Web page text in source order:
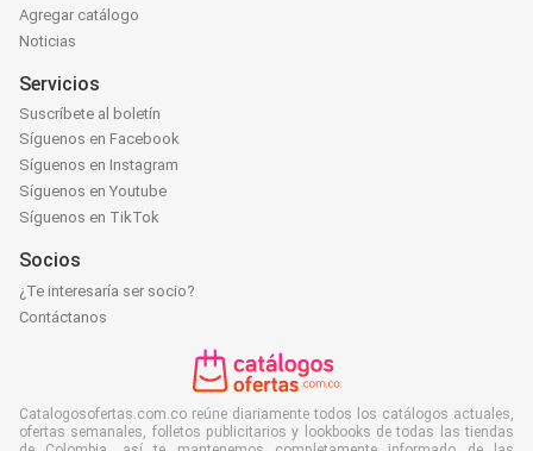
Agregar catálogo
Noticias
Servicios
Suscríbete al boletín
Síguenos en Facebook
Síguenos en Instagram
Síguenos en Youtube
Síguenos en TikTok
Socios
¿Te interesaría ser socio?
Contáctanos
Catalogosofertas.com.co reúne diariamente todos los catálogos actuales,
ofertas semanales, folletos publicitarios y lookbooks de todas las tiendas